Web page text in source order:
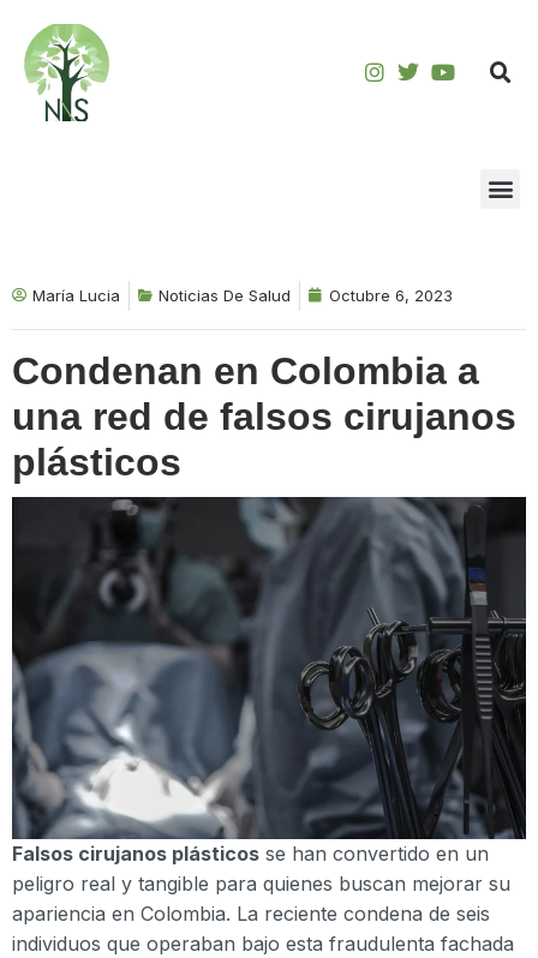
Saltar
contenido
María Lucia Noticias De Salud Octubre 6, 2023
Condenan en Colombia a
una red de falsos cirujanos
plásticos
Falsos cirujanos plásticos se han convertido en un
peligro real y tangible para quienes buscan mejorar su
apariencia en Colombia. La reciente condena de seis
individuos que operaban bajo esta fraudulenta fachada